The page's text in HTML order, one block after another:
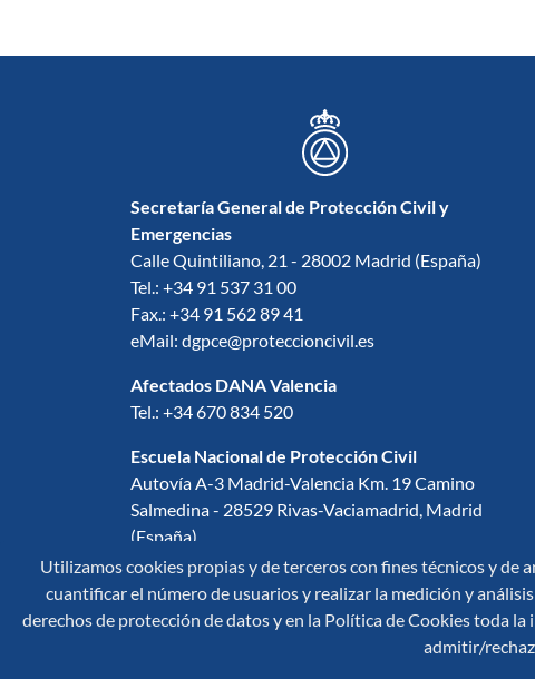
Secretaría General de Protección Civil y
Emergencias
Calle Quintiliano, 21 - 28002 Madrid (España)
Tel.: +34 91 537 31 00
Fax.: +34 91 562 89 41
eMail: dgpce@proteccioncivil.es
Afectados DANA Valencia
Tel.: +34 670 834 520
Escuela Nacional de Protección Civil
Autovía A-3 Madrid-Valencia Km. 19 Camino
Salmedina - 28529 Rivas-Vaciamadrid, Madrid
(España)
Información: +34 91 537 30 62
eMail: enpc@proteccioncivil.es
Utilizamos cookies propias y de terceros con fines técnicos y de
cuantificar el número de usuarios y realizar la medición y
derechos de protección de datos y en la Política de Cookies toda
admitir/